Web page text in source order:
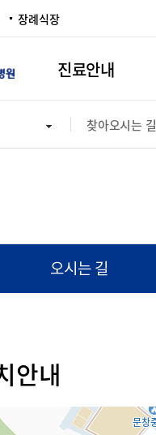
장례식장
진료안내
찾아오시는 길
오시는 길
안내